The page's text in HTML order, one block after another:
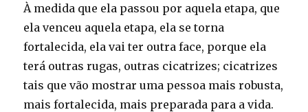
À medida que ela passou por aquela etapa, que
ela venceu aquela etapa, ela se torna
fortalecida, ela vai ter outra face, porque ela
terá outras rugas, outras cicatrizes; cicatrizes
tais que vão mostrar uma pessoa mais robusta,
mais fortalecida, mais preparada para a vida.